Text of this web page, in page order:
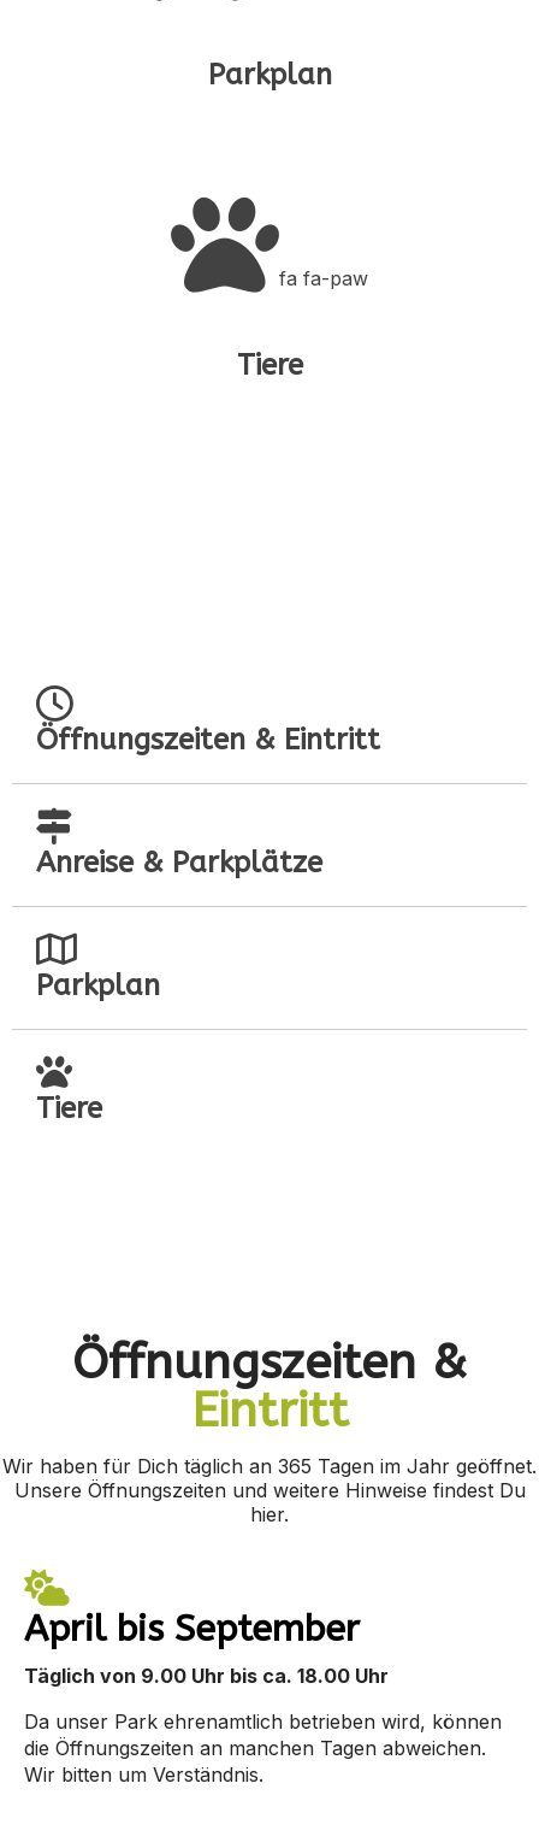
Parkplan
fa fa-paw
Tiere
Öffnungszeiten & Eintritt
Anreise & Parkplätze
Parkplan
Tiere
Öffnungszeiten &
Eintritt
Wir haben für Dich täglich an 365 Tagen im Jahr geöffnet.
Unsere Öffnungszeiten und weitere Hinweise findest Du
hier.
April bis September
Täglich von 9.00 Uhr bis ca. 18.00 Uhr
Da unser Park ehrenamtlich betrieben wird, können
die Öffnungszeiten an manchen Tagen abweichen.
Wir bitten um Verständnis.